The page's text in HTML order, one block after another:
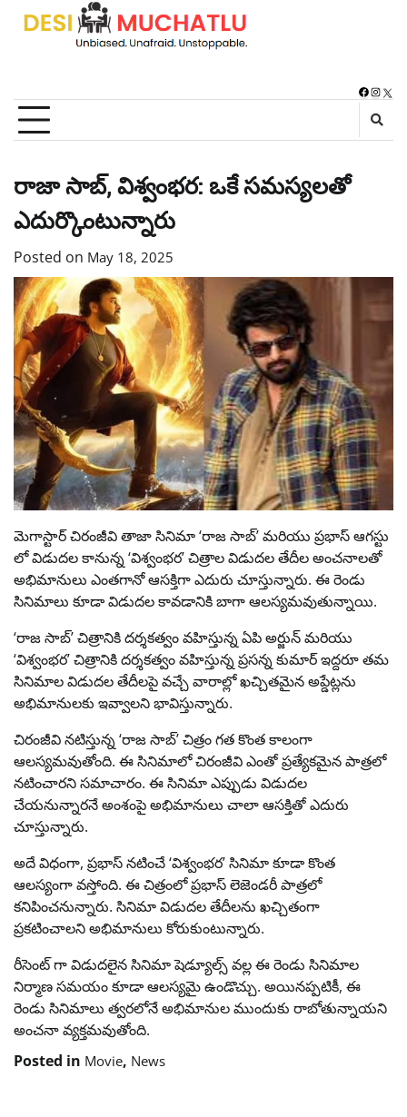
Skip
X
రాజా సాబ్, విశ్వంభర: ఒకే సమస్యలతో
ఎదుర్కొంటున్నారు
Posted on May 18, 2025
మెగాస్టార్ చిరంజీవి తాజా సినిమా ‘రాజ సాబ్’ మరియు ప్రభాస్ ఆగస్టు
లో విడుదల కానున్న ‘విశ్వంభర’ చిత్రాల విడుదల తేదీల అంచనాలతో
అభిమానులు ఎంతగానో ఆసక్తిగా ఎదురు చూస్తున్నారు. ఈ రెండు
సినిమాలు కూడా విడుదల కావడానికి బాగా ఆలస్యమవుతున్నాయి.
‘రాజ సాబ్’ చిత్రానికి దర్శకత్వం వహిస్తున్న ఏపి అర్జున్ మరియు
‘విశ్వంభర’ చిత్రానికి దర్శకత్వం వహిస్తున్న ప్రసన్న కుమార్ ఇద్దరూ తమ
సినిమాల విడుదల తేదీలపై వచ్చే వారాల్లో ఖచ్చితమైన అప్డేట్లను
అభిమానులకు ఇవ్వాలని భావిస్తున్నారు.
చిరంజీవి నటిస్తున్న ‘రాజ సాబ్’ చిత్రం గత కొంత కాలంగా
ఆలస్యమవుతోంది. ఈ సినిమాలో చిరంజీవి ఎంతో ప్రత్యేకమైన పాత్రలో
నటించారని సమాచారం. ఈ సినిమా ఎప్పుడు విడుదల
చేయనున్నారనే అంశంపై అభిమానులు చాలా ఆసక్తితో ఎదురు
చూస్తున్నారు.
అదే విధంగా, ప్రభాస్ నటించే ‘విశ్వంభర’ సినిమా కూడా కొంత
ఆలస్యంగా వస్తోంది. ఈ చిత్రంలో ప్రభాస్ లెజెండరీ పాత్రలో
కనిపించనున్నారు. సినిమా విడుదల తేదీలను ఖచ్చితంగా
ప్రకటించాలని అభిమానులు కోరుకుంటున్నారు.
రీసెంట్ గా విడుదలైన సినిమా షెడ్యూల్స్ వల్ల ఈ రెండు సినిమాల
నిర్మాణ సమయం కూడా ఆలస్యమై ఉండొచ్చు. అయినప్పటికీ, ఈ
రెండు సినిమాలు త్వరలోనే అభిమానుల ముందుకు రాబోతున్నాయని
అంచనా వ్యక్తమవుతోంది.
Posted in Movie, News